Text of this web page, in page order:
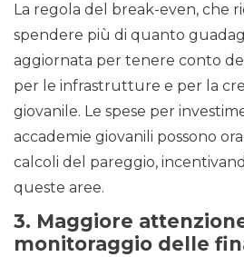
La regola del break-even, che
spendere più di quanto
aggiornata per tenere conto
per le infrastrutture e per la
giovanile. Le spese per
accademie giovanili possono
calcoli del pareggio,
queste aree.
3. Maggiore
monitoraggio delle